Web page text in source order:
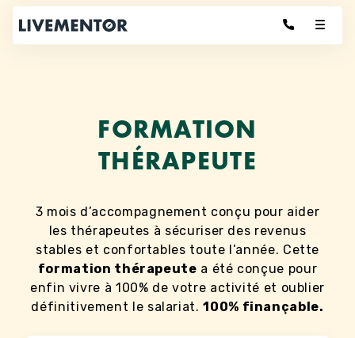
Aller
contenu
FORMATION
THÉRAPEUTE
3 mois d’accompagnement conçu pour aider
les thérapeutes à sécuriser des revenus
stables et confortables toute l’année. Cette
formation thérapeute a été conçue pour
enfin vivre à 100% de votre activité et oublier
définitivement le salariat.100% finançable.